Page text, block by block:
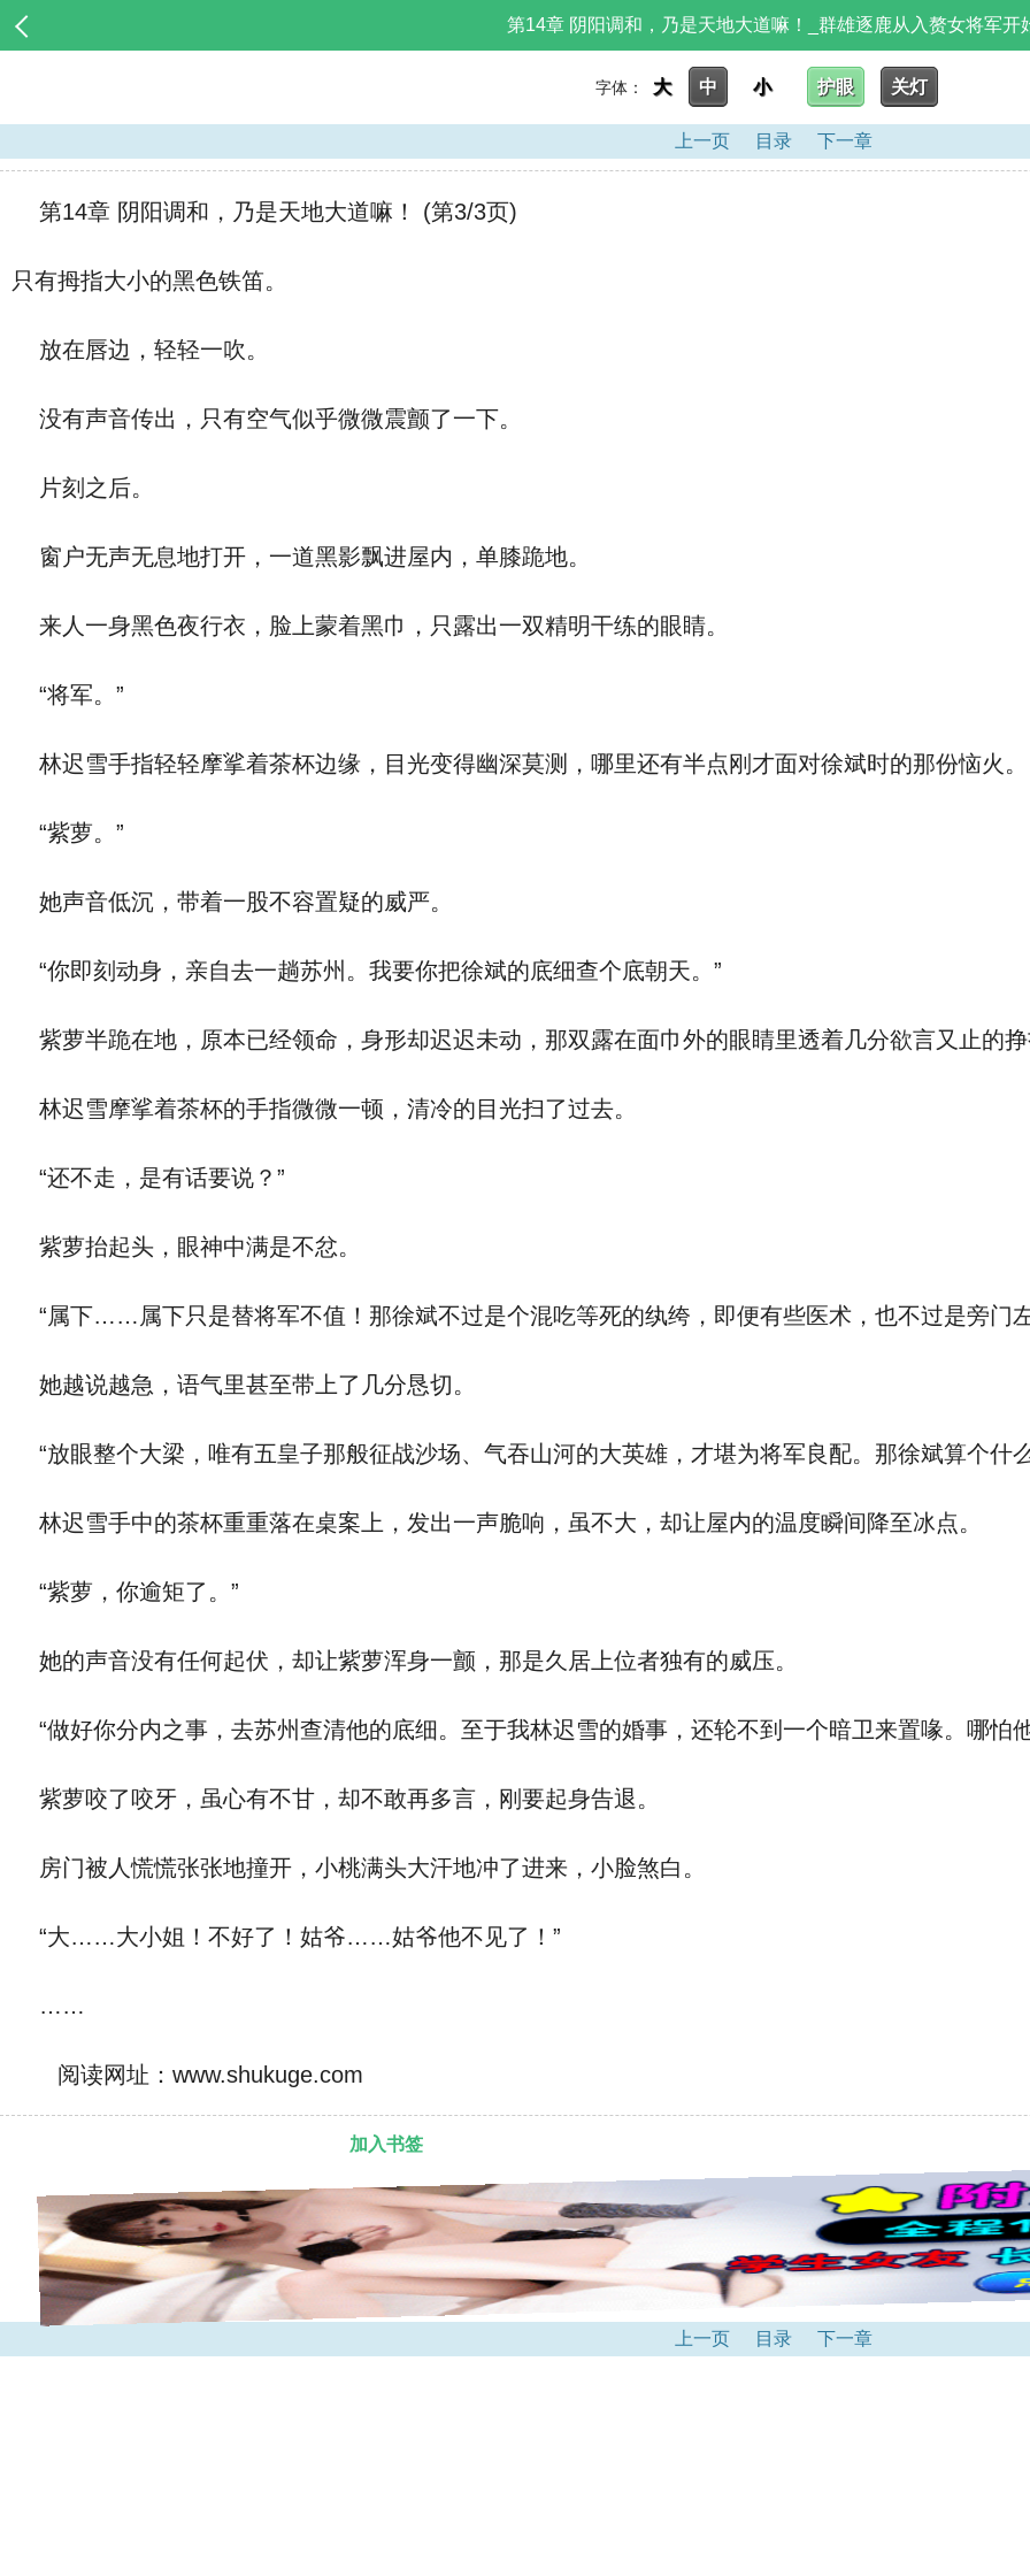
第14章 阴阳调和，乃是天地大道嘛！_群雄逐鹿从入赘女将军开
字体： 大 中 小 护眼 关灯
上一页 目录 下一章
第14章 阴阳调和，乃是天地大道嘛！ (第3/3页)
只有拇指大小的黑色铁笛。
放在唇边，轻轻一吹。
没有声音传出，只有空气似乎微微震颤了一下。
片刻之后。
窗户无声无息地打开，一道黑影飘进屋内，单膝跪地。
来人一身黑色夜行衣，脸上蒙着黑巾，只露出一双精明干练的眼睛。
“将军。”
林迟雪手指轻轻摩挲着茶杯边缘，目光变得幽深莫测，哪里还有半点刚才面对徐斌时的那份恼火。
“紫萝。”
她声音低沉，带着一股不容置疑的威严。
“你即刻动身，亲自去一趟苏州。我要你把徐斌的底细查个底朝天。”
紫萝半跪在地，原本已经领命，身形却迟迟未动，那双露在面巾外的眼睛里透着几分欲言又止的
林迟雪摩挲着茶杯的手指微微一顿，清冷的目光扫了过去。
“还不走，是有话要说？”
紫萝抬起头，眼神中满是不忿。
“属下……属下只是替将军不值！那徐斌不过是个混吃等死的纨绔，即便有些医术，也不过是旁门
她越说越急，语气里甚至带上了几分恳切。
“放眼整个大梁，唯有五皇子那般征战沙场、气吞山河的大英雄，才堪为将军良配。那徐斌算个什
林迟雪手中的茶杯重重落在桌案上，发出一声脆响，虽不大，却让屋内的温度瞬间降至冰点。
“紫萝，你逾矩了。”
她的声音没有任何起伏，却让紫萝浑身一颤，那是久居上位者独有的威压。
“做好你分内之事，去苏州查清他的底细。至于我林迟雪的婚事，还轮不到一个暗卫来置喙。哪怕
紫萝咬了咬牙，虽心有不甘，却不敢再多言，刚要起身告退。
房门被人慌慌张张地撞开，小桃满头大汗地冲了进来，小脸煞白。
“大……大小姐！不好了！姑爷……姑爷他不见了！”
……
阅读网址：www.shukuge.com
加入书签
上一页 目录 下一章